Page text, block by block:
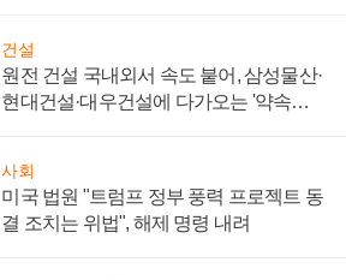
건설
원전 건설 국내외서 속도 붙어, 삼성물산·
현대건설·대우건설에 다가오는 '약속의
사회
미국 법원 "트럼프 정부 풍력 프로젝트 동
결 조치는 위법", 해제 명령 내려